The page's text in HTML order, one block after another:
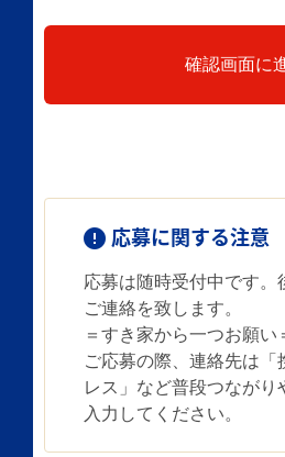
確認画面に
応募に関する注意
応募は随時受付中です。
ご連絡を致します。
＝すき家から一つお願い
ご応募の際、連絡先は「
レス」など普段つながり
入力してください。